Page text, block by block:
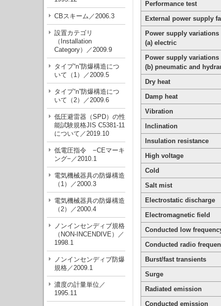
CBスキーム／2006.3
設置カテゴリ
（Installation
Category）／2009.9
タイプ“n”防爆構造につ
いて（1）／2009.5
タイプ“n”防爆構造につ
いて（2）／2009.6
低圧避雷器（SPD）の性
能試験規格JIS C5381-11
について／2019.10
低電圧指令 −CEマーキ
ング−／2010.1
電気機械器具の防爆構造
（1）／2000.3
電気機械器具の防爆構造
（2）／2000.4
ノンインセンディブ規格
（NON-INCENDIVE）／
1998.1
ノンインセンディブ防爆
規格／2009.1
濃度の計量単位／
1995.11
Performance test
External power supply
Power supply variations
(a) electric
Power supply variations
(b) pneumatic and
Dry heat
Damp heat
Vibration
Inclination
Insulation resistance
High voltage
Cold
Salt mist
Electrostatic discharge
Electromagnetic field
Conducted low
Conducted radio
Burst/fast transients
Surge
Radiated emission
Conducted emission